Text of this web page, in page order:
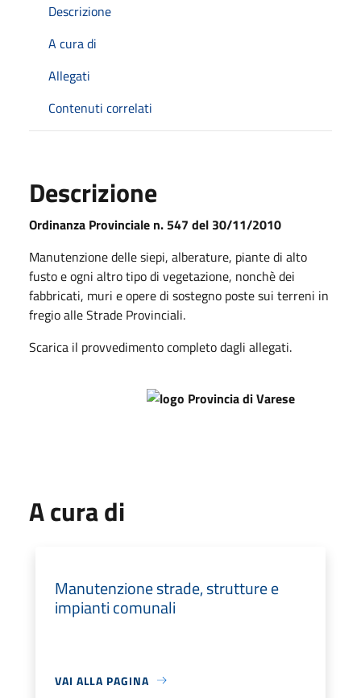
Descrizione
A cura di
Allegati
Contenuti correlati
Descrizione
Ordinanza Provinciale n. 547 del 30/11/2010
Manutenzione delle siepi, alberature, piante di alto
fusto e ogni altro tipo di vegetazione, nonchè dei
fabbricati, muri e opere di sostegno poste sui terreni in
fregio alle Strade Provinciali.
Scarica il provvedimento completo dagli allegati.
A cura di
Manutenzione strade, strutture e
impianti comunali
VAI ALLA PAGINA